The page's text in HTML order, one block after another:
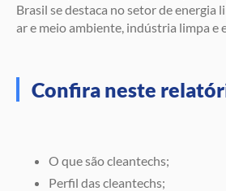
Brasil se destaca no setor de energia
ar e meio ambiente, indústria limpa e
Confira neste
O que são cleantechs;
Perfil das cleantechs;